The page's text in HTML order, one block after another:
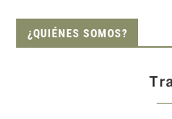
¿QUIÉNES SOMOS?